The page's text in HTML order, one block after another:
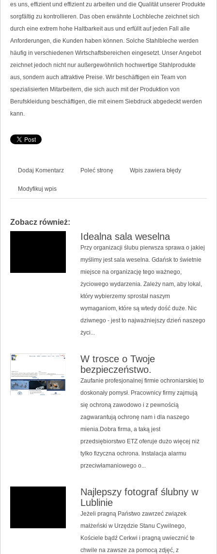
es uns, effizient und effizient zu arbeiten und die Qualität unserer Produkte
sorgfältig zu kontrollieren. Das oben erwähnte Lochbleche zeichnet sich
durch eine extrem hohe Haltbarkeit aus und erfüllt auf jeden Fall alle
Anforderungen, die Kunden haben können. Solche Stahlbleche werden
häufig in verschiedenen Wirtschaftsbereichen eingesetzt. Unser Angebot
zeichnet jedoch nicht nur außergewöhnlich hochwertige Stahlprodukte
aus, sondern auch attraktive Preise. Wir beschäftigen ein Team von
spezialisierten Mitarbeitern, die sich auch mit der Produktion von
Berufskleidung beschäftigen, die mit einem Siebdruck abgedeckt werden
kann.
Dodaj Komentarz Poleć stronę Wpis zawiera błędy
Modyfikuj wpis
Zobacz również:
Idealna sala weselna
Przy organizacji ślubu pierwsza sprawa o jakiej
myślimy jest sala weselna. Gdańsk to świetnie
miejsce na organizację tego ważnego,
życiowego wydarzenia. Zależy nam, aby lokal,
który wybierzemy sprostał naszym
wymaganiom, które są wtedy dość duże. Nic
dziwnego - jest to najważniejszy dzień naszego
życi...
W trosce o Twoje
bezpieczeństwo.
Zaufanie profesjonalnej firmie ochroniarskiej to
doskonały pomysł. Pracownicy firmy zajmują
się ochroną zawodowo i z pewnością
zagwarantują ochronę nam i dla naszego
mienia.Dobra firma, a taką jest
przedsiębiorstwo ETZ oferuje dużo więcej niż
tylko fizyczna ochrona. Instalacja alarmu
przeciwłamaniowego o...
Najlepszy fotograf ślubny w
Lublinie
Jeżeli pragną Państwo zawrzeć związek
małżeński w Urzędzie Stanu Cywilnego,
Kościele bądź Cerkwi i pragną uwiecznić te
chwile na zawsze za pomocą zdjęć, z